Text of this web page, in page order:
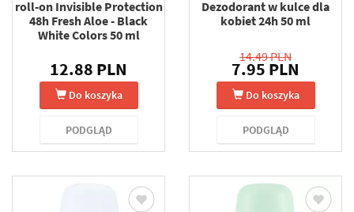
roll-on Invisible Protection
48h Fresh Aloe - Black
White Colors 50 ml
12.88 PLN
Do koszyka
PODGLĄD
Dezodorant w kulce dla
kobiet 24h 50 ml
14.49 PLN
7.95 PLN
Do koszyka
PODGLĄD